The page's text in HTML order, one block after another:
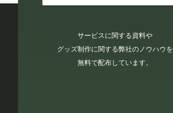
サービスに関する資料や
グッズ制作に関する弊社のノウハウを
無料で配布しています。